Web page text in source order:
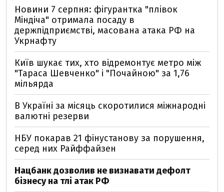
Новини 7 серпня: фігурантка "плівок
Міндіча" отримала посаду в
держпідприємстві, масована атака РФ на
Укрнафту
Київ шукає тих, хто відремонтує метро між
"Тараса Шевченко" і "Почайною" за 1,76
мільярда
В Україні за місяць скоротилися міжнародні
валютні резерви
НБУ покарав 21 фінустанову за порушення,
серед них Райффайзен
Нацбанк дозволив не визнавати дефолт
бізнесу на тлі атак РФ